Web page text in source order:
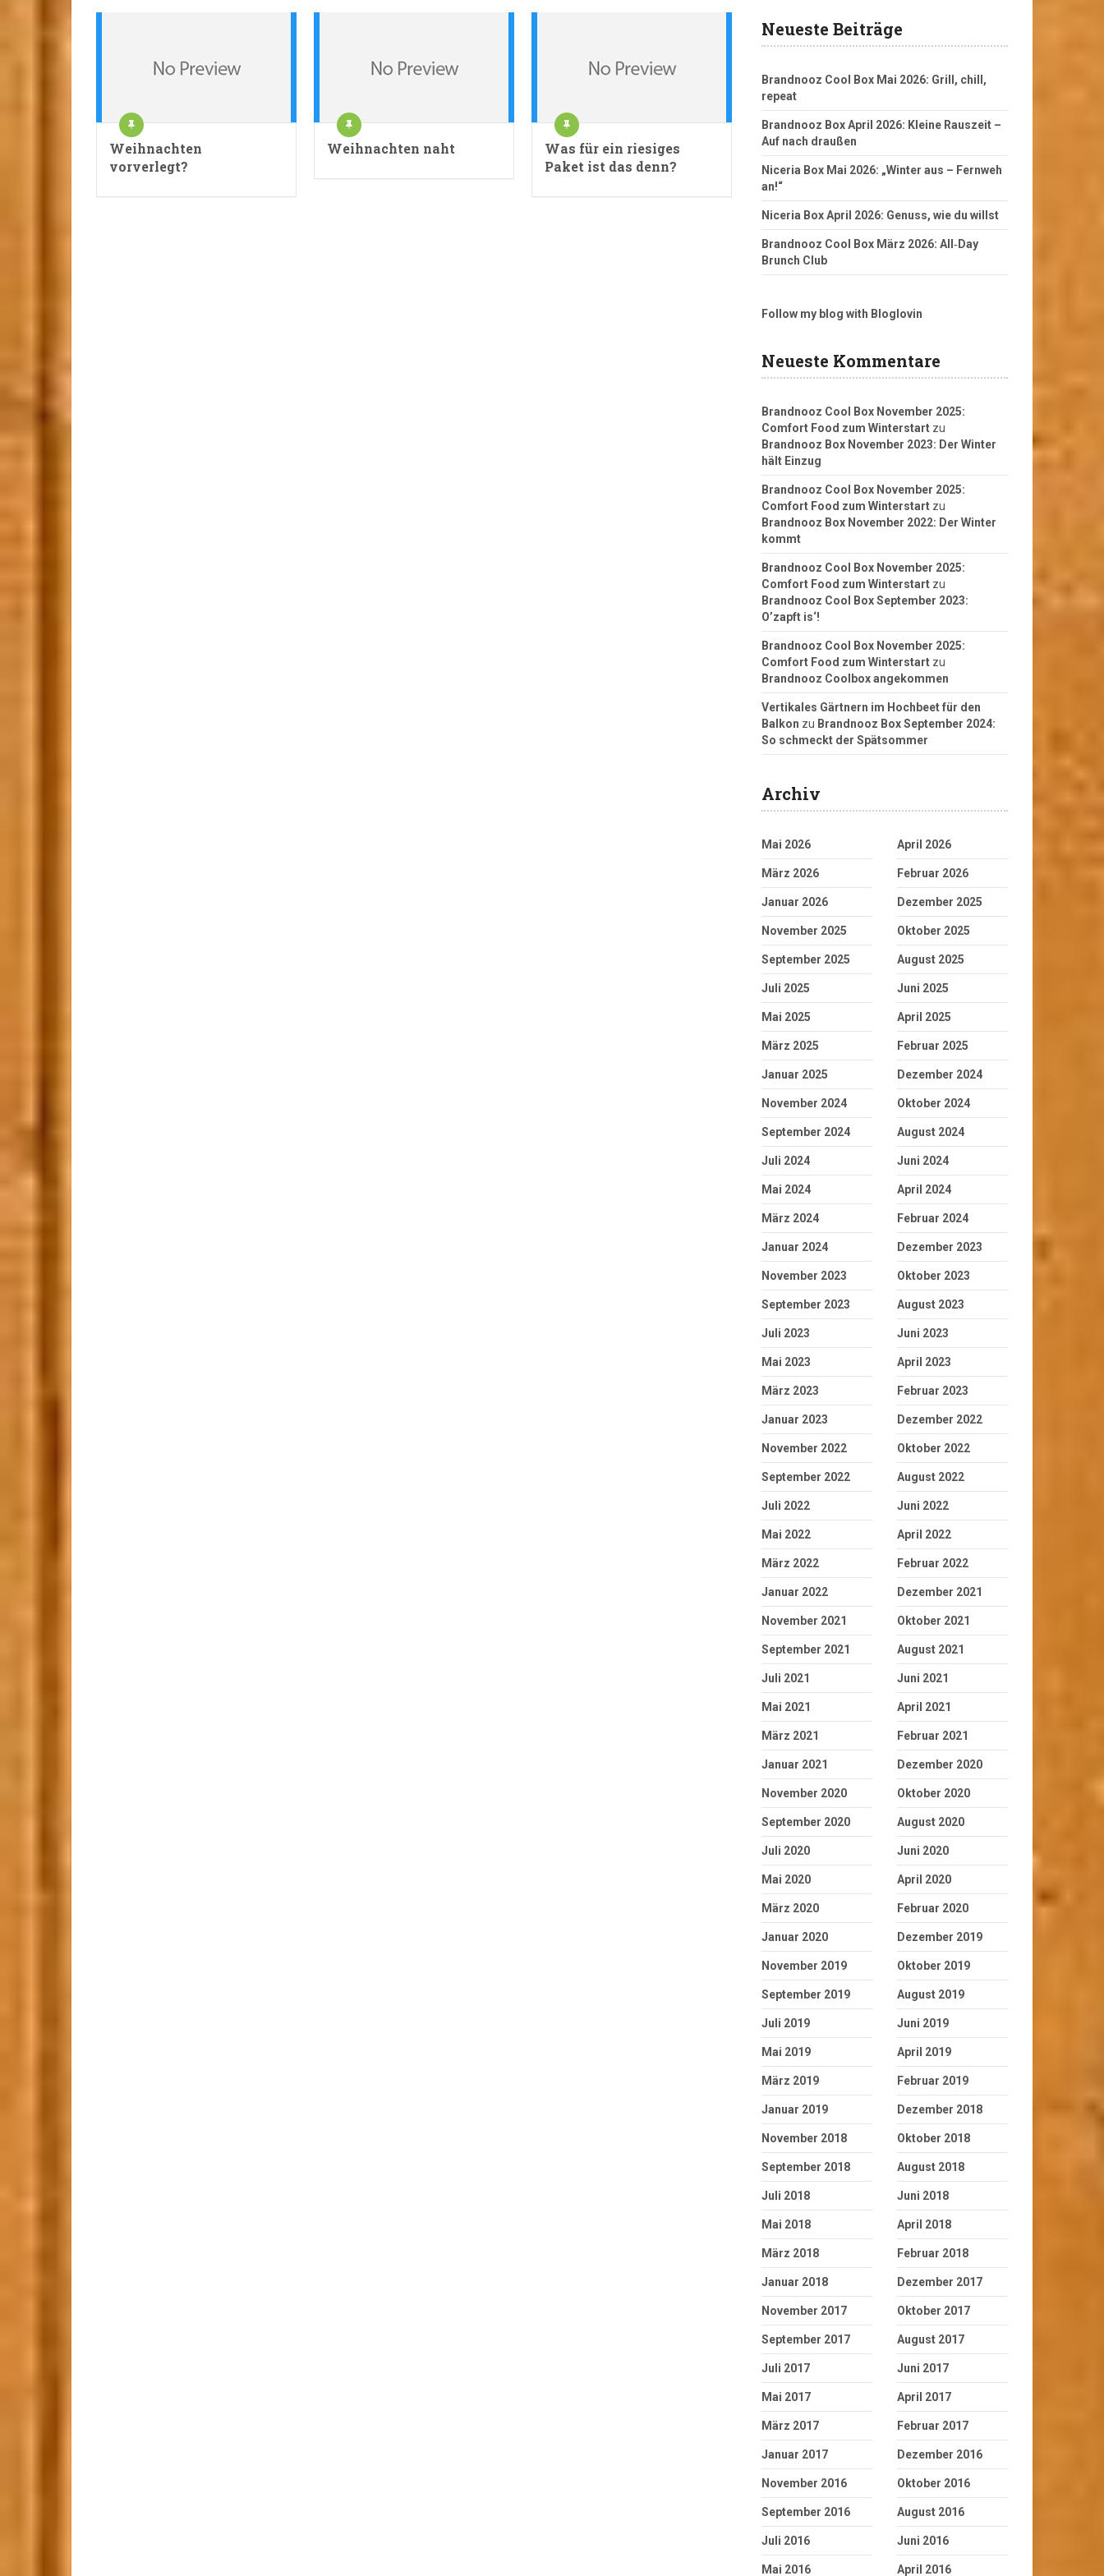
Weihnachten
vorverlegt?
Weihnachten naht
Was für ein riesiges
Paket ist das denn?
Neueste Beiträge
Brandnooz Cool Box Mai 2026: Grill, chill,
repeat
Brandnooz Box April 2026: Kleine Rauszeit –
Auf nach draußen
Niceria Box Mai 2026: „Winter aus – Fernweh
an!“
Niceria Box April 2026: Genuss, wie du willst
Brandnooz Cool Box März 2026: All‑Day
Brunch Club
Follow my blog with Bloglovin
Neueste Kommentare
Brandnooz Cool Box November 2025:
Comfort Food zum Winterstart zu
Brandnooz Box November 2023: Der Winter
hält Einzug
Brandnooz Cool Box November 2025:
Comfort Food zum Winterstart zu
Brandnooz Box November 2022: Der Winter
kommt
Brandnooz Cool Box November 2025:
Comfort Food zum Winterstart zu
Brandnooz Cool Box September 2023:
O’zapft is‘!
Brandnooz Cool Box November 2025:
Comfort Food zum Winterstart zu
Brandnooz Coolbox angekommen
Vertikales Gärtnern im Hochbeet für den
Balkon zu Brandnooz Box September 2024:
So schmeckt der Spätsommer
Archiv
Mai 2026 April 2026
März 2026 Februar 2026
Januar 2026 Dezember 2025
November 2025 Oktober 2025
September 2025 August 2025
Juli 2025 Juni 2025
Mai 2025 April 2025
März 2025 Februar 2025
Januar 2025 Dezember 2024
November 2024 Oktober 2024
September 2024 August 2024
Juli 2024 Juni 2024
Mai 2024 April 2024
März 2024 Februar 2024
Januar 2024 Dezember 2023
November 2023 Oktober 2023
September 2023 August 2023
Juli 2023 Juni 2023
Mai 2023 April 2023
März 2023 Februar 2023
Januar 2023 Dezember 2022
November 2022 Oktober 2022
September 2022 August 2022
Juli 2022 Juni 2022
Mai 2022 April 2022
März 2022 Februar 2022
Januar 2022 Dezember 2021
November 2021 Oktober 2021
September 2021 August 2021
Juli 2021 Juni 2021
Mai 2021 April 2021
März 2021 Februar 2021
Januar 2021 Dezember 2020
November 2020 Oktober 2020
September 2020 August 2020
Juli 2020 Juni 2020
Mai 2020 April 2020
März 2020 Februar 2020
Januar 2020 Dezember 2019
November 2019 Oktober 2019
September 2019 August 2019
Juli 2019 Juni 2019
Mai 2019 April 2019
März 2019 Februar 2019
Januar 2019 Dezember 2018
November 2018 Oktober 2018
September 2018 August 2018
Juli 2018 Juni 2018
Mai 2018 April 2018
März 2018 Februar 2018
Januar 2018 Dezember 2017
November 2017 Oktober 2017
September 2017 August 2017
Juli 2017 Juni 2017
Mai 2017 April 2017
März 2017 Februar 2017
Januar 2017 Dezember 2016
November 2016 Oktober 2016
September 2016 August 2016
Juli 2016 Juni 2016
Mai 2016 April 2016